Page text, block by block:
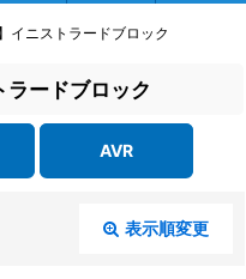
イニストラードブロック
ラードブロック
AVR
表示順変更